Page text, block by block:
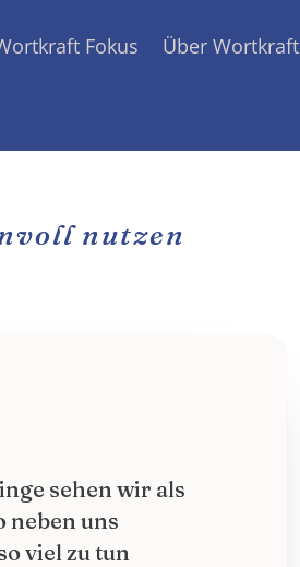
Fokus Über Wortkraft
nutzen
sehen wir als
neben uns
viel zu tun